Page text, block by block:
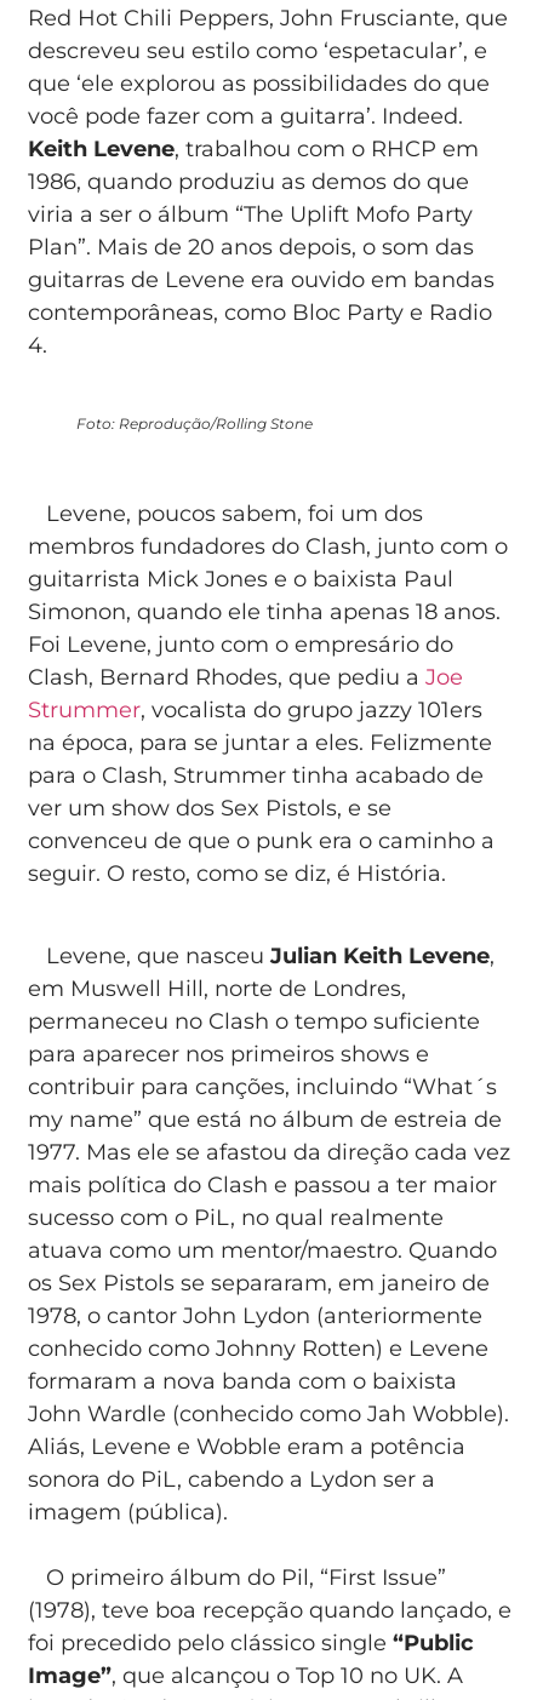
Red Hot Chili Peppers, John Frusciante, que
descreveu seu estilo como ‘espetacular’, e
que ‘ele explorou as possibilidades do que
você pode fazer com a guitarra’. Indeed.
Keith Levene, trabalhou com o RHCP em
1986, quando produziu as demos do que
viria a ser o álbum “The Uplift Mofo Party
Plan”. Mais de 20 anos depois, o som das
guitarras de Levene era ouvido em bandas
contemporâneas, como Bloc Party e Radio
4.
Foto: Reprodução/Rolling Stone
Levene, poucos sabem, foi um dos
membros fundadores do Clash, junto com o
guitarrista Mick Jones e o baixista Paul
Simonon, quando ele tinha apenas 18 anos.
Foi Levene, junto com o empresário do
Clash, Bernard Rhodes, que pediu a Joe
Strummer, vocalista do grupo jazzy 101ers
na época, para se juntar a eles. Felizmente
para o Clash, Strummer tinha acabado de
ver um show dos Sex Pistols, e se
convenceu de que o punk era o caminho a
seguir. O resto, como se diz, é História.
Levene, que nasceuJulian Keith Levene,
em Muswell Hill, norte de Londres,
permaneceu no Clash o tempo suficiente
para aparecer nos primeiros shows e
contribuir para canções, incluindo “What´s
my name” que está no álbum de estreia de
1977. Mas ele se afastou da direção cada vez
mais política do Clash e passou a ter maior
sucesso com o PiL, no qual realmente
atuava como um mentor/maestro. Quando
os Sex Pistols se separaram, em janeiro de
1978, o cantor John Lydon (anteriormente
conhecido como Johnny Rotten) e Levene
formaram a nova banda com o baixista
John Wardle (conhecido como Jah Wobble).
Aliás, Levene e Wobble eram a potência
sonora do PiL, cabendo a Lydon ser a
imagem (pública).
O primeiro álbum do Pil, “First Issue”
(1978), teve boa recepção quando lançado, e
foi precedido pelo clássico single“Public
Image”, que alcançou o Top 10 no UK. A